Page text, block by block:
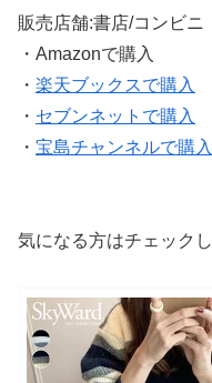
販売店舗:書店/コンビニ
・Amazonで購入
・ 楽天ブックスで購入
・ セブンネットで購入
・ 宝島チャンネルで購入
気になる方はチェック